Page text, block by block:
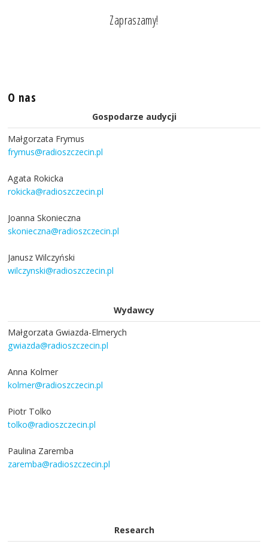
Zapraszamy!
O nas
Gospodarze audycji
Małgorzata Frymus
frymus@radioszczecin.pl
Agata Rokicka
rokicka@radioszczecin.pl
Joanna Skonieczna
skonieczna@radioszczecin.pl
Janusz Wilczyński
wilczynski@radioszczecin.pl
Wydawcy
Małgorzata Gwiazda-Elmerych
gwiazda@radioszczecin.pl
Anna Kolmer
kolmer@radioszczecin.pl
Piotr Tolko
tolko@radioszczecin.pl
Paulina Zaremba
zaremba@radioszczecin.pl
Research